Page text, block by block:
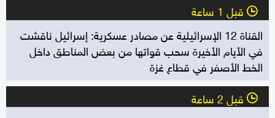
l قبل 1 ساعة
القناة 12 الإسرائيلية عن مصادر عسكرية: إسرائيل ناقشت
في الأيام الأخيرة سحب قواتها من بعض المناطق داخل
الخط الأصفر في قطاع غزة
l قبل 2 ساعة